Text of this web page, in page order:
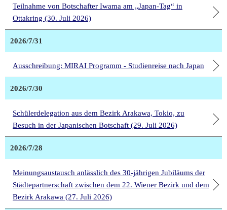
Teilnahme von Botschafter Iwama am „Japan-Tag“ in
Ottakring (30. Juli 2026)
2026/7/31
Ausschreibung: MIRAI Programm - Studienreise nach Japan
2026/7/30
Schülerdelegation aus dem Bezirk Arakawa, Tokio, zu
Besuch in der Japanischen Botschaft (29. Juli 2026)
2026/7/28
Meinungsaustausch anlässlich des 30-jährigen Jubiläums der
Städtepartnerschaft zwischen dem 22. Wiener Bezirk und dem
Bezirk Arakawa (27. Juli 2026)